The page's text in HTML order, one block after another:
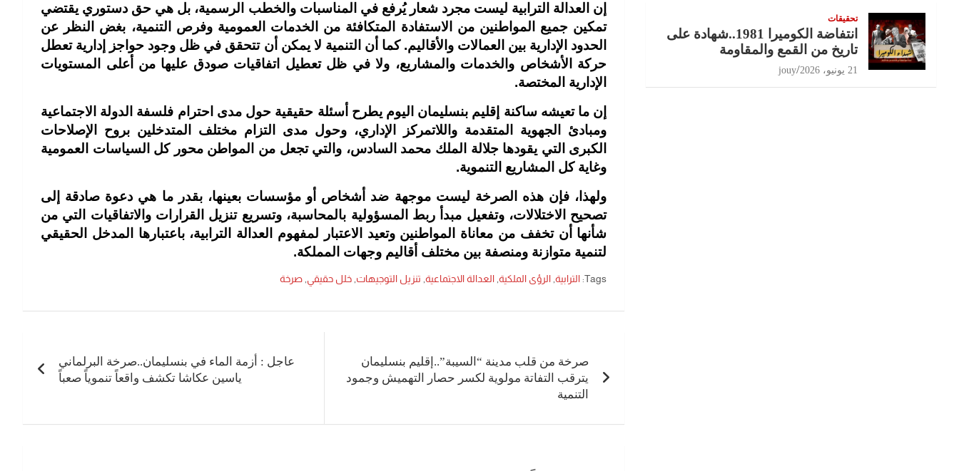
إن العدالة الترابية ليست مجرد شعار يُرفع في المناسبات والخطب الرسمية، بل هي حق دستوري يقتضي
تمكين جميع المواطنين من الاستفادة المتكافئة من الخدمات العمومية وفرص التنمية، بغض النظر عن
الحدود الإدارية بين العمالات والأقاليم. كما أن التنمية لا يمكن أن تتحقق في ظل وجود حواجز إدارية تعطل
حركة الأشخاص والخدمات والمشاريع، ولا في ظل تعطيل اتفاقيات صودق عليها من أعلى المستويات
الإدارية المختصة.
إن ما تعيشه ساكنة إقليم بنسليمان اليوم يطرح أسئلة حقيقية حول مدى احترام فلسفة الدولة الاجتماعية
ومبادئ الجهوية المتقدمة واللاتمركز الإداري، وحول مدى التزام مختلف المتدخلين بروح الإصلاحات
الكبرى التي يقودها جلالة الملك محمد السادس، والتي تجعل من المواطن محور كل السياسات العمومية
وغاية كل المشاريع التنموية.
ولهذا، فإن هذه الصرخة ليست موجهة ضد أشخاص أو مؤسسات بعينها، بقدر ما هي دعوة صادقة إلى
تصحيح الاختلالات، وتفعيل مبدأ ربط المسؤولية بالمحاسبة، وتسريع تنزيل القرارات والاتفاقيات التي من
شأنها أن تخفف من معاناة المواطنين وتعيد الاعتبار لمفهوم العدالة الترابية، باعتبارها المدخل الحقيقي
لتنمية متوازنة ومنصفة بين مختلف أقاليم وجهات المملكة.
Tags: الترابية, الرؤى الملكية, العدالة الاجتماعية, تنزيل التوجيهات خلل حقيقي صرخة
صرخة من قلب مدينة “السيبة”..إقليم بنسليمان
يترقب التفاتة مولوية لكسر حصار التهميش وجمود
التنمية
عاجل : أزمة الماء في بنسليمان..صرخة البرلماني
ياسين عكاشا تكشف واقعاً تنموياً صعباً
تحقيقات
انتفاضة الكوميرا 1981..شهادة على
تاريخ من القمع والمقاومة
21 يونيو، 2026 jouy